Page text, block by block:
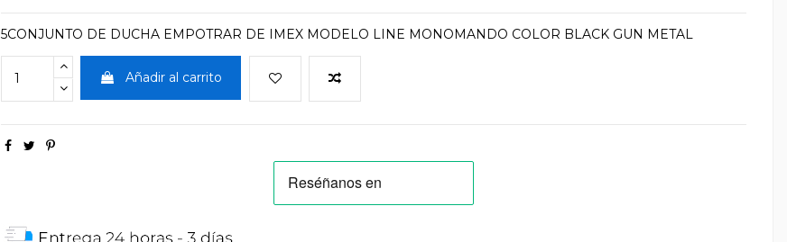
5CONJUNTO DE DUCHA EMPOTRAR DE IMEX MODELO LINE MONOMANDO COLOR BLACK GUN METAL
Añadir al carrito